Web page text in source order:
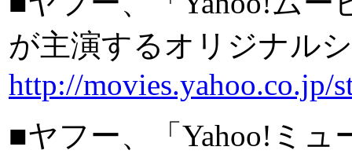
が主演するオリジナル
http://movies.yahoo.co.jp/
■ヤフー、「Yahoo!ミ